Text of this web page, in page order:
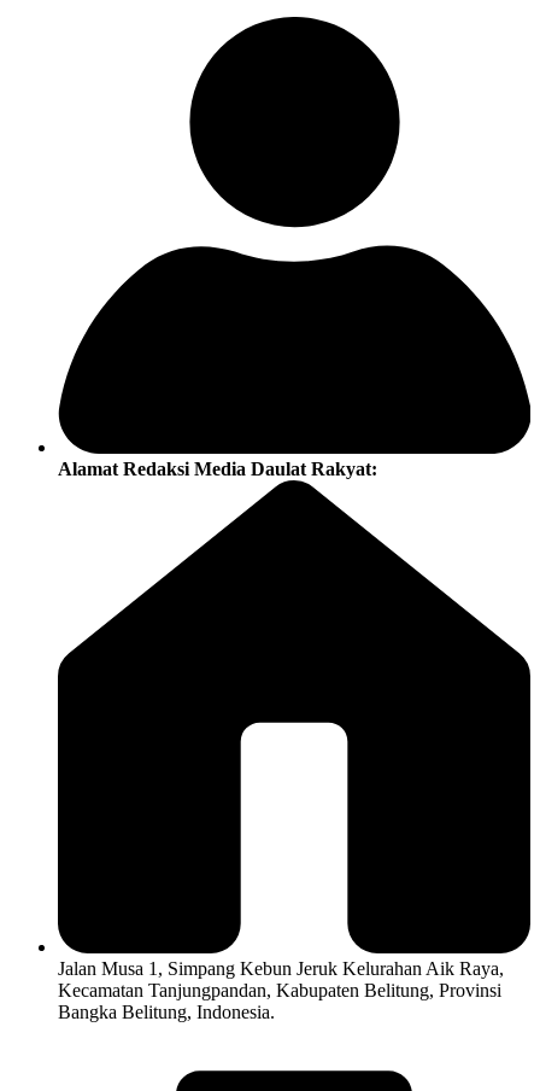
Alamat Redaksi Media Daulat Rakyat:
Jalan Musa 1, Simpang Kebun Jeruk Kelurahan Aik Raya,
Kecamatan Tanjungpandan, Kabupaten Belitung, Provinsi
Bangka Belitung, Indonesia.